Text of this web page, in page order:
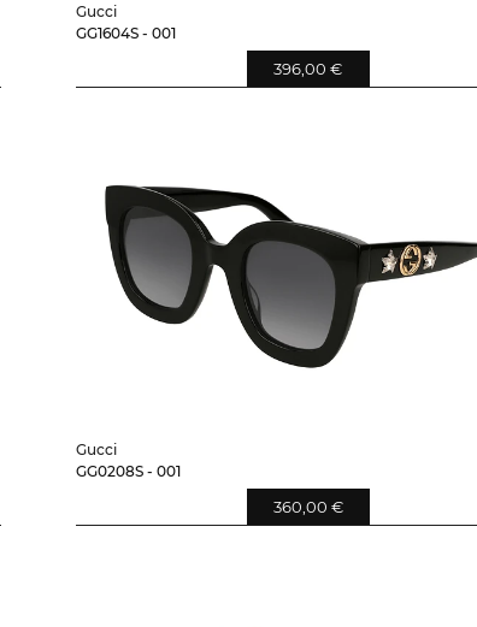
Gucci
GG1604S - 001
396,00 €
Gucci
GG0208S - 001
360,00 €